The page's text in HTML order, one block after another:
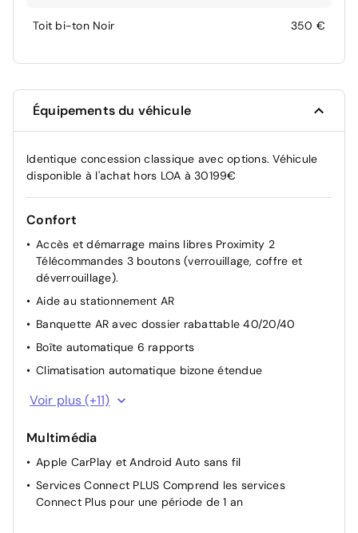
Toit bi-ton Noir 350 €
Équipements du véhicule
Identique concession classique avec options. Véhicule
disponible à l'achat hors LOA à 30199€
Confort
Accès et démarrage mains libres Proximity 2
Télécommandes 3 boutons (verrouillage, coffre et
déverrouillage).
Aide au stationnement AR
Banquette AR avec dossier rabattable 40/20/40
Boîte automatique 6 rapports
Climatisation automatique bizone étendue
Direction assistée
plafonniers AV et AR, ainsi que l’éclairage des miroirs
Essuie-vitres AV automatique Magic Wash
Lève-vitres électriques AV/AR séquentiels anti-
Voir plus (+11)
Multimédia
Apple CarPlay et Android Auto sans fil
Services Connect PLUS Comprend les services
Connect Plus pour une période de 1 an